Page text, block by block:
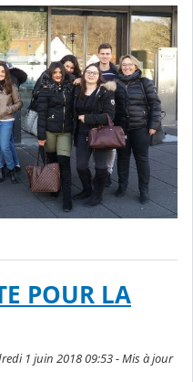
POUR LA
1 juin 2018 09:53 - Mis à jour